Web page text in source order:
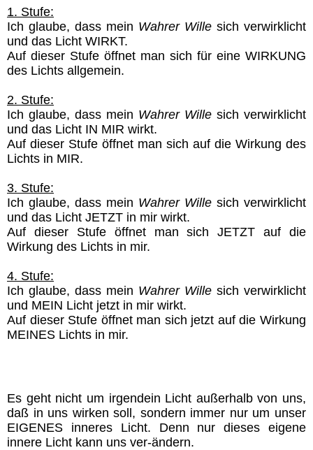
1. Stufe:
Ich glaube, dass mein Wahrer Wille sich verwirklicht
und das Licht WIRKT.
Auf dieser Stufe öffnet man sich für eine WIRKUNG
des Lichts allgemein.
2. Stufe:
Ich glaube, dass mein Wahrer Wille sich verwirklicht
und das Licht IN MIR wirkt.
Auf dieser Stufe öffnet man sich auf die Wirkung des
Lichts in MIR.
3. Stufe:
Ich glaube, dass mein Wahrer Wille sich verwirklicht
und das Licht JETZT in mir wirkt.
Auf dieser Stufe öffnet man sich JETZT auf die
Wirkung des Lichts in mir.
4. Stufe:
Ich glaube, dass mein Wahrer Wille sich verwirklicht
und MEIN Licht jetzt in mir wirkt.
Auf dieser Stufe öffnet man sich jetzt auf die Wirkung
MEINES Lichts in mir.
Es geht nicht um irgendein Licht außerhalb von uns,
daß in uns wirken soll, sondern immer nur um unser
EIGENES inneres Licht. Denn nur dieses eigene
innere Licht kann uns ver-ändern.